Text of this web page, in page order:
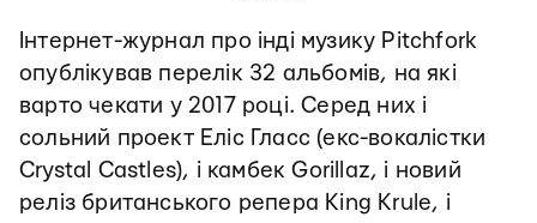
Інтернет-журнал про інді музику Pitchfork
опублікував перелік 32 альбомів, на які
варто чекати у 2017 році. Серед них і
сольний проект Еліс Гласс (екс-вокалістки
Crystal Castles), і камбек Gorillaz, і новий
реліз британського репера King Krule, і